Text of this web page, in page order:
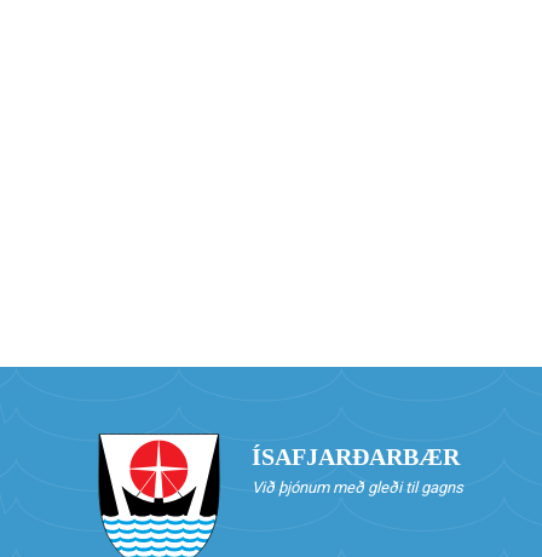
ÍSAFJARÐARBÆR
Við þjónum með gleði til gagns